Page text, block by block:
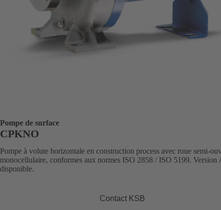
Pompe de surface
CPKNO
Pompe à volute horizontale en construction process avec roue semi-
monocellulaire, conformes aux normes ISO 2858 / ISO 5199. Version
disponible.
Contact KSB